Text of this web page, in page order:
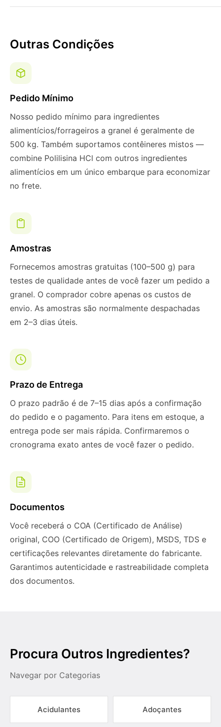
Outras Condições
Pedido Mínimo
Nosso pedido mínimo para ingredientes
alimentícios/forrageiros a granel é geralmente de
500 kg. Também suportamos contêineres mistos —
combine Polilisina HCl com outros ingredientes
alimentícios em um único embarque para economizar
no frete.
Amostras
Fornecemos amostras gratuitas (100–500 g) para
testes de qualidade antes de você fazer um pedido a
granel. O comprador cobre apenas os custos de
envio. As amostras são normalmente despachadas
em 2–3 dias úteis.
Prazo de Entrega
O prazo padrão é de 7–15 dias após a confirmação
do pedido e o pagamento. Para itens em estoque, a
entrega pode ser mais rápida. Confirmaremos o
cronograma exato antes de você fazer o pedido.
Documentos
Você receberá o COA (Certificado de Análise)
original, COO (Certificado de Origem), MSDS, TDS e
certificações relevantes diretamente do fabricante.
Garantimos autenticidade e rastreabilidade completa
dos documentos.
Procura Outros Ingredientes?
Navegar por Categorias
Acidulantes Adoçantes